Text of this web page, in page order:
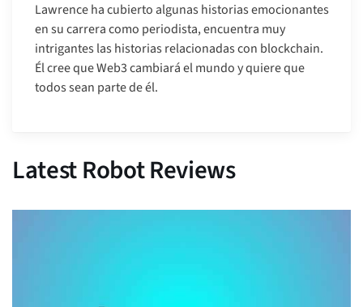
Lawrence ha cubierto algunas historias emocionantes
en su carrera como periodista, encuentra muy
intrigantes las historias relacionadas con blockchain.
Él cree que Web3 cambiará el mundo y quiere que
todos sean parte de él.
Latest Robot Reviews